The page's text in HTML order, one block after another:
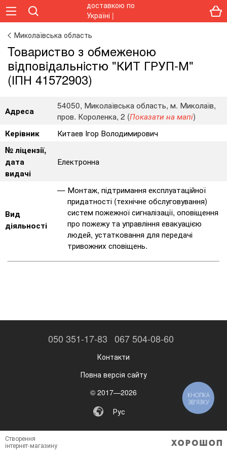
Миколаївська область
Toвapиcтвo з oбмeжeнoю
вiдпoвiдaльнicтю "КИТ ГРУП-М"
(ІПН 41572903)
Адреса
54050, Миколаївська область, м. Миколаїв,
пров. Короленка, 2 (Показати на мапі)
Керівник
Китаев Ігор Володимирович
№ ліцензії,
дата
видачі
Електронна
Вид
діяльності
Монтаж, підтримання експлуатаційної
придатності (технічне обслуговування)
систем пожежної сигналізації, оповіщення
про пожежу та управління евакуацією
людей, устатковання для передачі
тривожних сповіщень.
050 351-17-83 067 504-08-60
Контакти
Повна версія сайту
© 2017—2026
Рус
Створення
інтернет-магазину
КНОПКА
ЗВ'ЯЗКУ